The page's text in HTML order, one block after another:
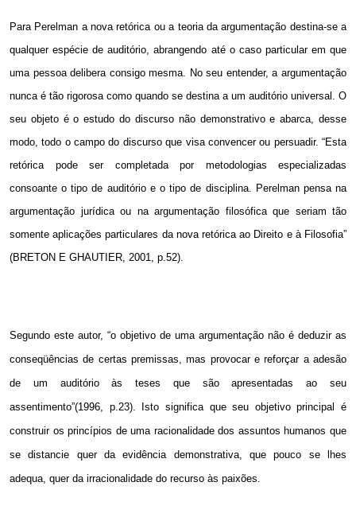
Para Perelman a nova retórica ou a teoria da argumentação destina-se a
qualquer espécie de auditório, abrangendo até o caso particular em que
uma pessoa delibera consigo mesma. No seu entender, a argumentação
nunca é tão rigorosa como quando se destina a um auditório universal. O
seu objeto é o estudo do discurso não demonstrativo e abarca, desse
modo, todo o campo do discurso que visa convencer ou persuadir. “Esta
retórica pode ser completada por metodologias especializadas
consoante o tipo de auditório e o tipo de disciplina. Perelman pensa na
argumentação jurídica ou na argumentação filosófica que seriam tão
somente aplicações particulares da nova retórica ao Direito e à Filosofia”
(BRETON E GHAUTIER, 2001, p.52).
Segundo este autor, “o objetivo de uma argumentação não é deduzir as
conseqüências de certas premissas, mas provocar e reforçar a adesão
de um auditório às teses que são apresentadas ao seu
assentimento”(1996, p.23). Isto significa que seu objetivo principal é
construir os princípios de uma racionalidade dos assuntos humanos que
se distancie quer da evidência demonstrativa, que pouco se lhes
adequa, quer da irracionalidade do recurso às paixões.